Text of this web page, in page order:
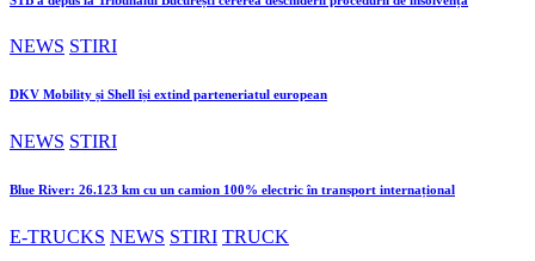
NEWS STIRI
DKV Mobility și Shell își extind parteneriatul european
NEWS STIRI
Blue River: 26.123 km cu un camion 100% electric în transport internațional
E-TRUCKS NEWS STIRI TRUCK